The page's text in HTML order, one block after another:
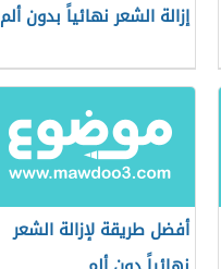
إزالة الشعر نهائياً بدون ألم
أفضل طريقة لإزالة الشعر